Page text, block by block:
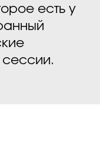
есть у